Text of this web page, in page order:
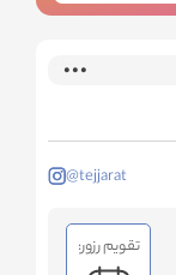
@tejjarat
تقویم رزور: